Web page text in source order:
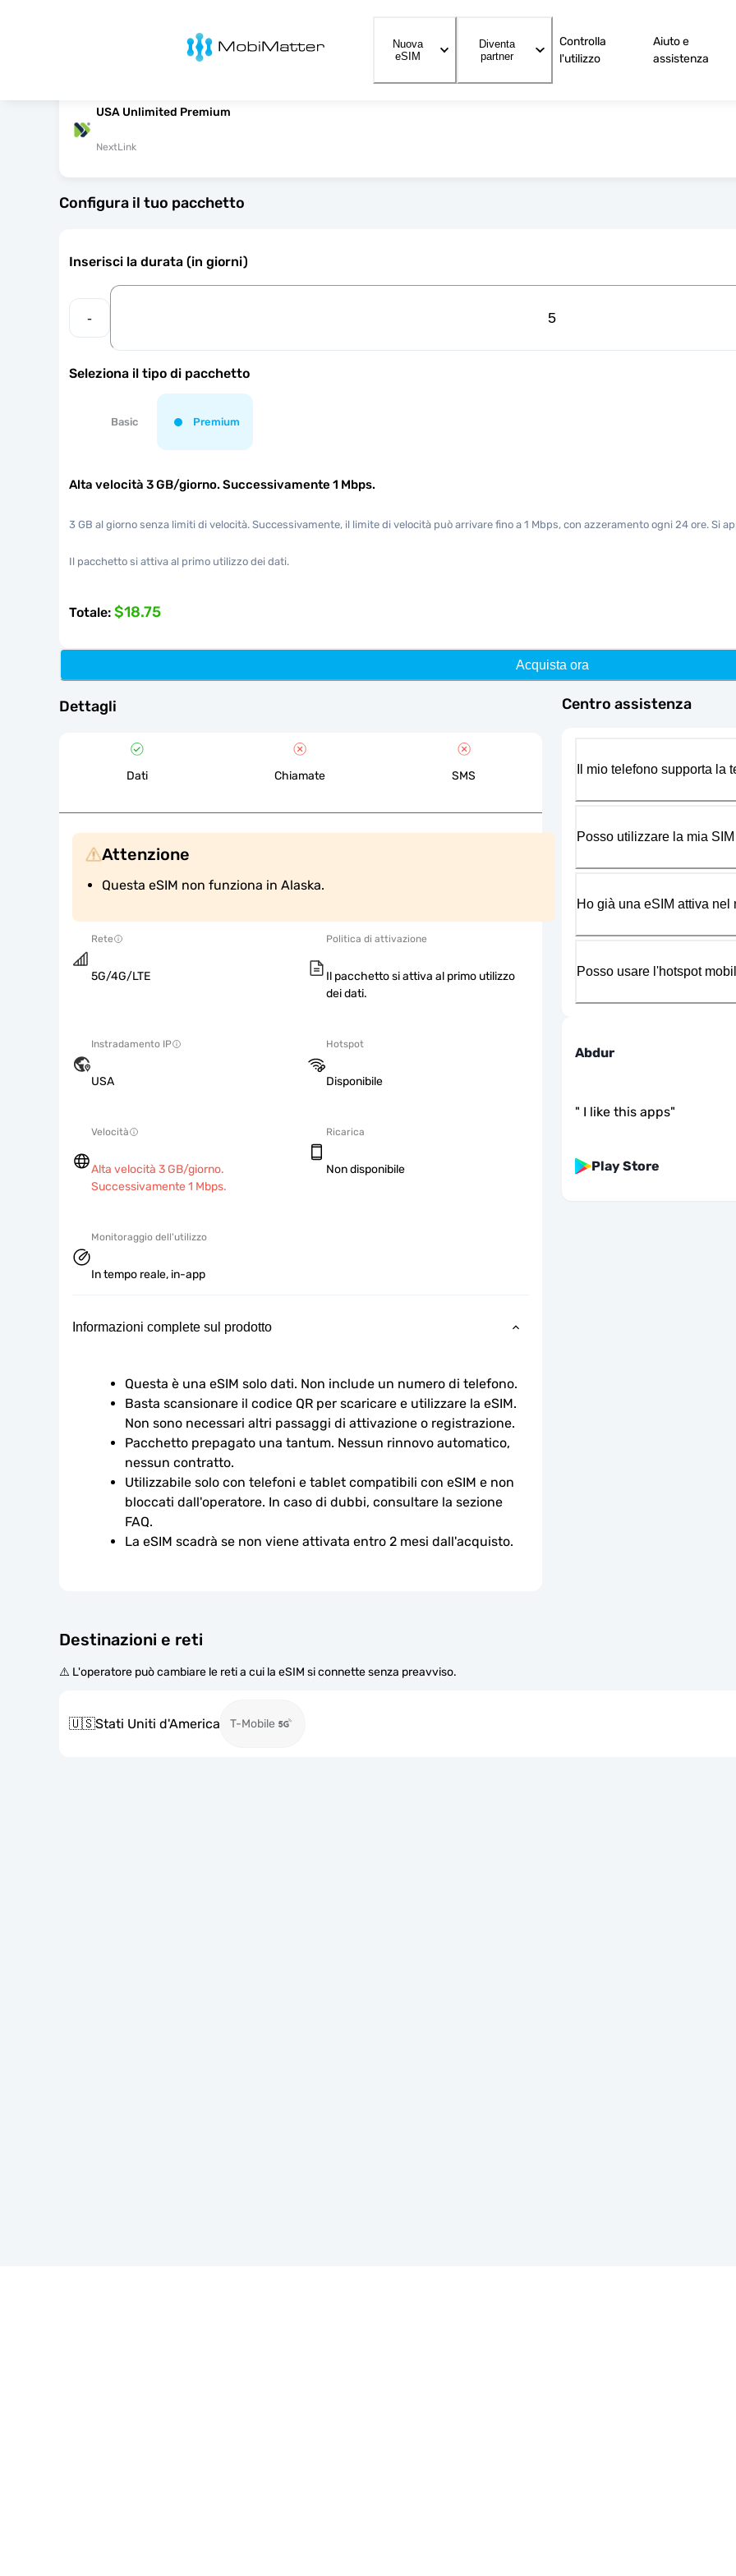
MobiMatter
Nuova
eSIM
Diventa
partner
Controlla
l'utilizzo
Aiuto e
assistenza
USA Unlimited Premium
NextLink
Configura il tuo pacchetto
Inserisci la durata (in giorni)
-
Seleziona il tipo di pacchetto
Basic Premium
Alta velocità 3 GB/giorno. Successivamente 1 Mbps.
3 GB al giorno senza limiti di velocità. Successivamente, il limite di velocità può arrivare fino a 1 Mbps, con azzeramento ogni 24 ore. Si
Il pacchetto si attiva al primo utilizzo dei dati.
Totale: $18.75
Acquista ora
Dettagli
Dati Chiamate SMS
Attenzione
Questa eSIM non funziona in Alaska.
Rete
5G/4G/LTE
Politica di attivazione
Il pacchetto si attiva al primo utilizzo
dei dati.
Instradamento IP
USA
Hotspot
Disponibile
Velocità
Alta velocità 3 GB/giorno.
Successivamente 1 Mbps.
Ricarica
Non disponibile
Monitoraggio dell'utilizzo
In tempo reale, in-app
Informazioni complete sul prodotto
Questa è una eSIM solo dati. Non include un numero di telefono.
Basta scansionare il codice QR per scaricare e utilizzare la eSIM.
Non sono necessari altri passaggi di attivazione o registrazione.
Pacchetto prepagato una tantum. Nessun rinnovo automatico,
nessun contratto.
Utilizzabile solo con telefoni e tablet compatibili con eSIM e non
bloccati dall'operatore. In caso di dubbi, consultare la sezione
FAQ.
La eSIM scadrà se non viene attivata entro 2 mesi dall'acquisto.
Destinazioni e reti
⚠️ L'operatore può cambiare le reti a cui la eSIM si connette senza preavviso.
🇺🇸Stati Uniti d'America T-Mobile
Centro assistenza
Il mio telefono supporta la
Posso utilizzare la mia
Ho già una eSIM attiva
Posso usare l'hotspot
Abdur
" I like this apps"
Play Store